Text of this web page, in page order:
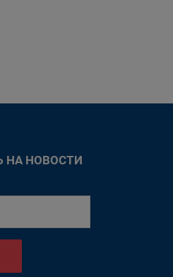
НА НОВОСТИ